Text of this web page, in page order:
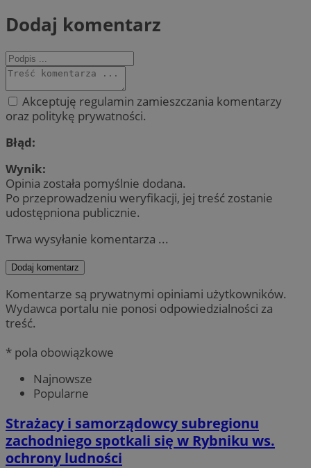
Dodaj komentarz
Akceptuję regulamin zamieszczania komentarzy
oraz politykę prywatności.
Błąd:
Wynik:
Opinia została pomyślnie dodana.
Po przeprowadzeniu weryfikacji, jej treść zostanie
udostępniona publicznie.
Trwa wysyłanie komentarza ...
Dodaj komentarz
Komentarze są prywatnymi opiniami użytkowników.
Wydawca portalu nie ponosi odpowiedzialności za
treść.
* pola obowiązkowe
Najnowsze
Popularne
Strażacy i samorządowcy subregionu
zachodniego spotkali się w Rybniku ws.
ochrony ludności